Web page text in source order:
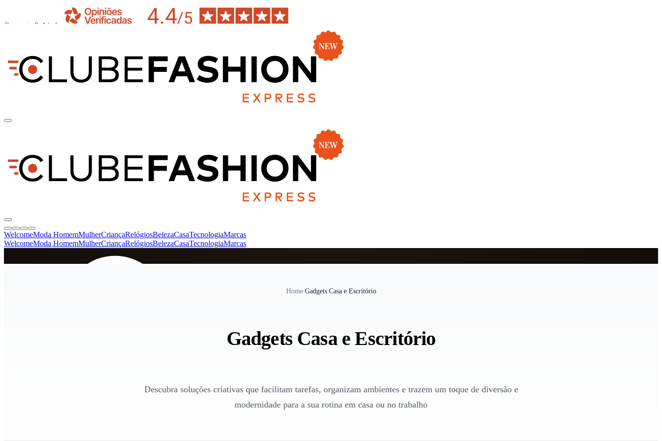
Contacto & Ajuda
WelcomeModa HomemMulherCriançaRelógiosBelezaCasaTecnologiaMarcas
WelcomeModa HomemMulherCriançaRelógiosBelezaCasaTecnologiaMarcas
Home/Gadgets Casa e Escritório
Gadgets Casa e Escritório
Descubra soluções criativas que facilitam tarefas, organizam ambientes e trazem um toque de diversão e
modernidade para a sua rotina em casa ou no trabalho